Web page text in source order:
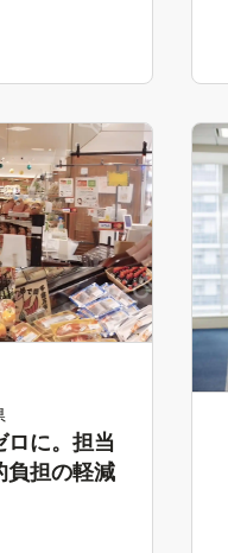
ロに。担当
負担の軽減